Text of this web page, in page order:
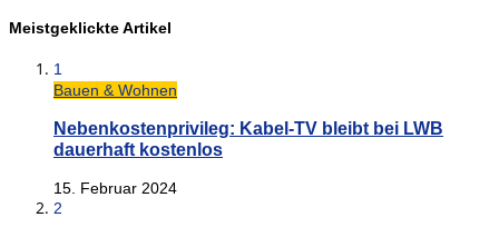
Meistgeklickte Artikel
1
Bauen & Wohnen
Nebenkostenprivileg: Kabel-TV bleibt bei LWB
dauerhaft kostenlos
15. Februar 2024
2